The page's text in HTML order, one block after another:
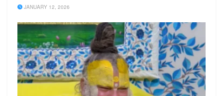
JANUARY 12, 2026